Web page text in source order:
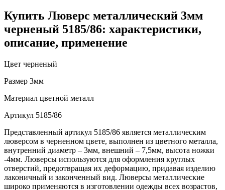
Купить Люверс металлический 3мм
черненый 5185/86: характеристики,
описание, применение
Цвет черненый
Размер 3мм
Материал цветной металл
Артикул 5185/86
Представленный артикул 5185/86 является металлическим
люверсом в черненном цвете, выполнен из цветного металла,
внутренний диаметр – 3мм, внешний – 7,5мм, высота ножки
-4мм. Люверсы используются для оформления круглых
отверстий, предотвращая их деформацию, придавая изделию
лаконичный и законченный вид. Люверсы металлические
широко применяются в изготовлении одежды всех возрастов,